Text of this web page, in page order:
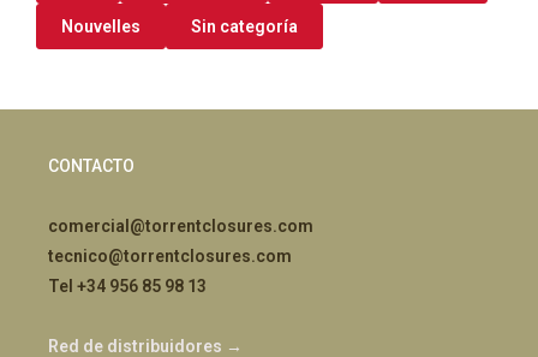
Nouvelles Sin categoría
CONTACTO
comercial@torrentclosures.com
tecnico@torrentclosures.com
Tel +34 956 85 98 13
Red de distribuidores →